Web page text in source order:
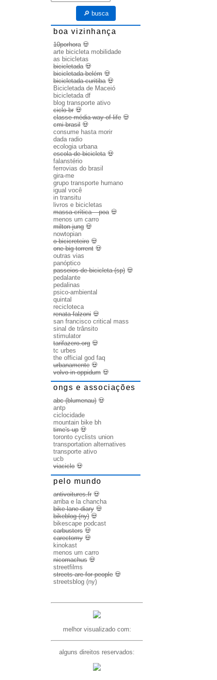
🔎 busca
boa vizinhança
10porhora💀
arte bicicleta mobilidade
as bicicletas
bicicletada💀
bicicletada belém 💀
bicicletada curitiba💀
Bicicletada de Maceió
bicicletada df
blog transporte ativo
ciclo br 💀
classe média way of life 💀
cmi brasil 💀
consume hasta morir
dada radio
ecologia urbana
escola de bicicleta💀
falanstério
ferrovias do brasil
gira-me
grupo transporte humano
igual você
in transitu
livros e bicicletas
massa crítica – poa💀
menos um carro
milton jung 💀
nowtopian
o bicicreteiro 💀
one big torrent 💀
outras vias
panóptico
passeios de bicicleta (sp) 💀
pedalante
pedalinas
psico-ambiental
quintal
recicloteca
renata falzoni 💀
san francisco critical mass
sinal de trânsito
stimulator
tarifazero.org 💀
tc urbes
the official god faq
urbanamente 💀
volvo in oppidum 💀
ongs e associações
abc (blumenau) 💀
antp
ciclocidade
mountain bike bh
time's up 💀
toronto cyclists union
transportation alternatives
transporte ativo
ucb
viaciclo 💀
pelo mundo
antivoitures.fr 💀
arriba e la chancha
bike lane diary 💀
bikeblog (ny) 💀
bikescape podcast
carbusters 💀
carectomy 💀
kinokast
menos um carro
nicomachus 💀
streetfilms
streets are for people 💀
streetsblog (ny)
melhor visualizado com:
alguns direitos reservados: